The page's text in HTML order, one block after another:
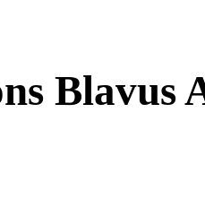
Blavus